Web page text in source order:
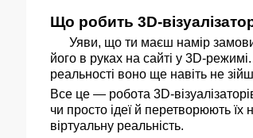
Що робить 3D-
Уяви, що ти маєш намір
його в руках на сайті у 3D-
реальності воно ще навіть не
Все це — робота 3D-
чи просто ідеї й перетворюють їх
віртуальну реальність.